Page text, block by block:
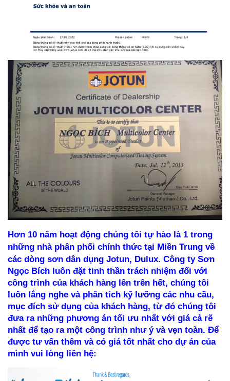
Hơn 10 năm hoạt động chúng tôi tự hào là 1 trong
những nhà phân phối chính thức tại Miền Trung về
các dòng sơn dân dụng Jotun, Dulux. Công ty Sơn
Ngọc Bích luôn đặt tinh thần trách nhiệm đối với
công trình của khách hàng lên trên hết, chúng tôi
luôn lắng nghe và phân tích kỹ lưỡng các nhu cầu,
mục đích sử dụng của khách hàng, từ đó chúng tôi
đưa ra những phương án tối ưu nhất với giá cả rẽ
nhất để tạo ra một công trình như ý và vẹn toàn. Để
được tư vấn thêm và có giá tốt nhất cho dự án của
mình vui lòng liên hệ: